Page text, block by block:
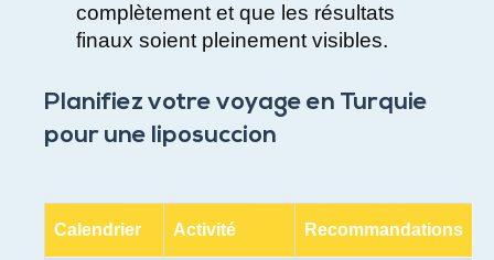
complètement et que les résultats
finaux soient pleinement visibles.
Planifiez votre voyage en Turquie
pour une liposuccion
Calendrier Activité Recommandations